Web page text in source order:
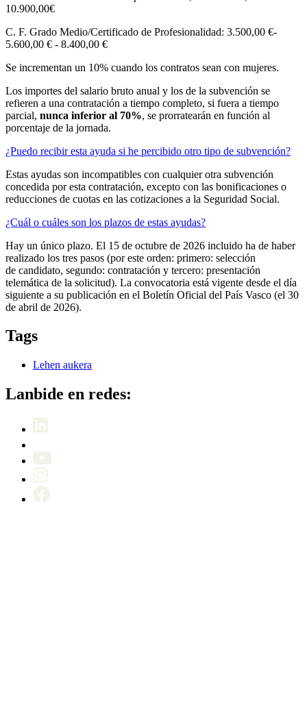
10.900,00€
C. F. Grado Medio/Certificado de Profesionalidad: 3.500,00 €-
5.600,00 € - 8.400,00 €
Se incrementan un 10% cuando los contratos sean con mujeres.
Los importes del salario bruto anual y los de la subvención se
refieren a una contratación a tiempo completo, si fuera a tiempo
parcial, nunca inferior al 70%, se prorratearán en función al
porcentaje de la jornada.
¿Puedo recibir esta ayuda si he percibido otro tipo de subvención?
Estas ayudas son incompatibles con cualquier otra subvención
concedida por esta contratación, excepto con las bonificaciones o
reducciones de cuotas en las cotizaciones a la Seguridad Social.
¿Cuál o cuáles son los plazos de estas ayudas?
Hay un único plazo. El 15 de octubre de 2026 incluido ha de haber
realizado los tres pasos (por este orden: primero: selección
de candidato, segundo: contratación y tercero: presentación
telemática de la solicitud). La convocatoria está vigente desde el día
siguiente a su publicación en el Boletín Oficial del País Vasco (el 30
de abril de 2026).
Tags
Lehen aukera
Lanbide en redes: